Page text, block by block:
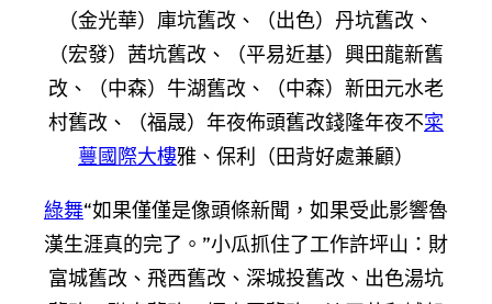
（金光華）庫坑舊改、（出色）丹坑舊改、
（宏發）茜坑舊改、（平易近基）興田龍新舊
改、（中森）牛湖舊改、（中森）新田元水老
村舊改、（福晟）年夜佈頭舊改錢隆年夜不寀
蘴國際大樓雅、保利（田背好處兼顧）
綠舞“如果僅僅是像頭條新聞，如果受此影響魯
漢生涯真的完了。”小瓜抓住了工作許坪山：財
富城舊改、飛西舊改、深城投舊改、出色湯坑